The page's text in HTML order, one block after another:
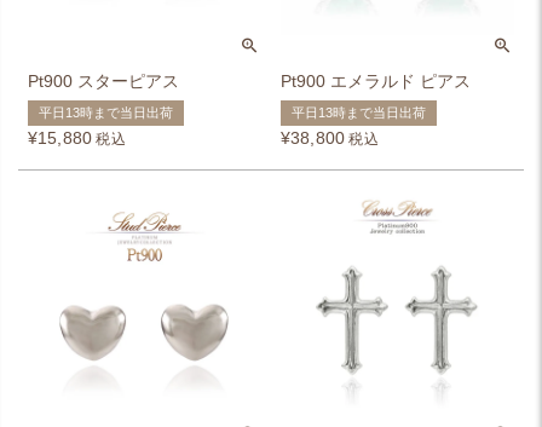
Pt900 スターピアス
平日13時まで当日出荷
¥15,880 税込
Pt900 エメラルド ピアス
平日13時まで当日出荷
¥38,800 税込